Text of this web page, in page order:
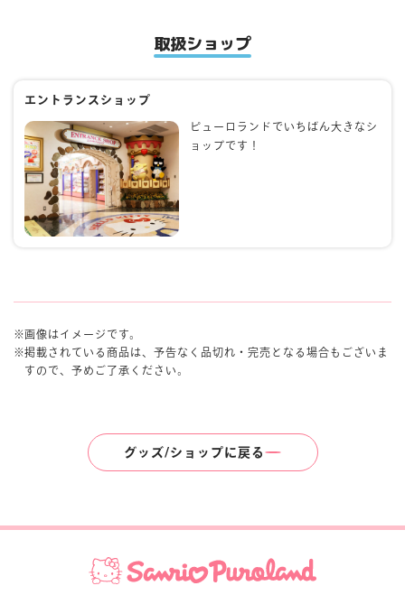
取扱ショップ
エントランスショップ
ピューロランドでいちばん大きなシ
ョップです！
画像はイメージです。
掲載されている商品は、予告なく品切れ・完売となる場合もございま
すので、予めご了承ください。
グッズ/ショップに戻る